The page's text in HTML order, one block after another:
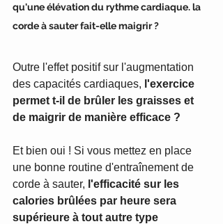
qu'une élévation du rythme cardiaque. la
corde à sauter fait-elle maigrir ?
Outre l'effet positif sur l'augmentation
des capacités cardiaques, l'exercice
permet t-il de brûler les graisses et
de maigrir de manière efficace ?
Et bien oui ! Si vous mettez en place
une bonne routine d'entraînement de
corde à sauter, l'efficacité sur les
calories brûlées par heure sera
supérieure à tout autre type